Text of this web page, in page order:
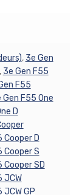
, 3e Gen
, 3e Gen F55
F55
Gen F55 One
D
Cooper D
Cooper S
Cooper SD
JCW
JCW GP